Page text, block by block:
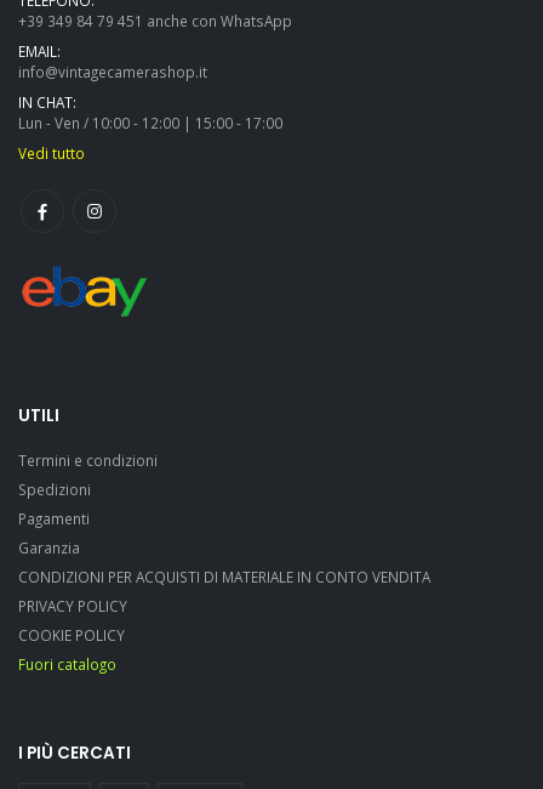
+39 349 84 79 451 anche con WhatsApp
EMAIL:
info@vintagecamerashop.it
IN CHAT:
Lun - Ven / 10:00 - 12:00 | 15:00 - 17:00
Vedi tutto
UTILI
Termini e condizioni
Spedizioni
Pagamenti
Garanzia
CONDIZIONI PER ACQUISTI DI MATERIALE IN CONTO VENDITA
PRIVACY POLICY
COOKIE POLICY
Fuori catalogo
I PIÙ CERCATI